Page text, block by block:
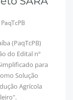
(PaqTcPB)
do Edital nº
para
Solução
Agrícola